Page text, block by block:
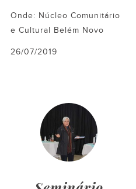
Onde: Núcleo Comunitário
e Cultural Belém Novo
26/07/2019